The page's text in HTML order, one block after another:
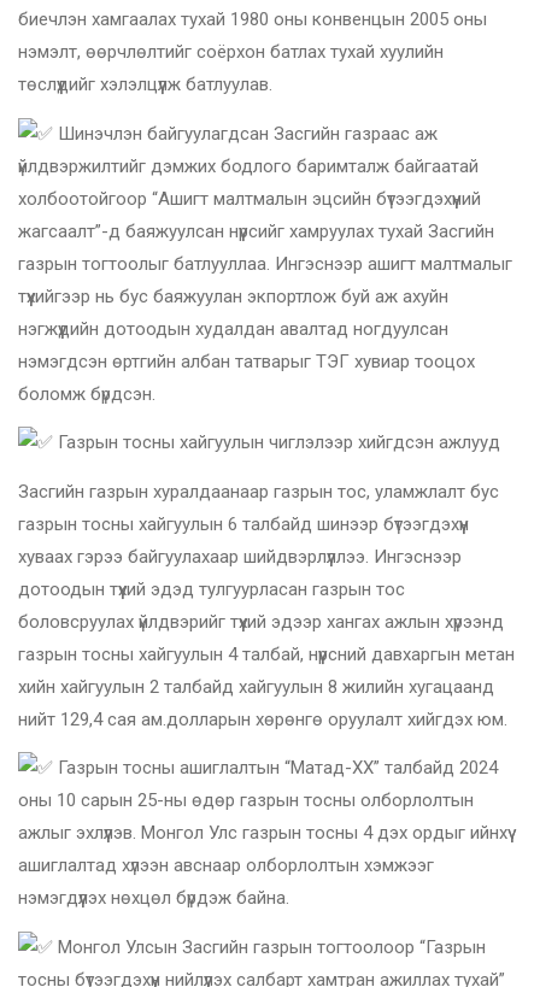
биечлэн хамгаалах тухай 1980 оны конвенцын 2005 оны
нэмэлт, өөрчлөлтийг соёрхон батлах тухай хуулийн
төслүүдийг хэлэлцүүлж батлуулав.
Шинэчлэн байгуулагдсан Засгийн газраас аж
үйлдвэржилтийг дэмжих бодлого баримталж байгаатай
холбоотойгоор “Ашигт малтмалын эцсийн бүтээгдэхүүний
жагсаалт”-д баяжуулсан нүүрсийг хамруулах тухай Засгийн
газрын тогтоолыг батлууллаа. Ингэснээр ашигт малтмалыг
түүхийгээр нь бус баяжуулан экпортлож буй аж ахуйн
нэгжүүдийн дотоодын худалдан авалтад ногдуулсан
нэмэгдсэн өртгийн албан татварыг ТЭГ хувиар тооцох
боломж бүрдсэн.
Газрын тосны хайгуулын чиглэлээр хийгдсэн ажлууд
Засгийн газрын хуралдаанаар газрын тос, уламжлалт бус
газрын тосны хайгуулын 6 талбайд шинээр бүтээгдэхүүн
хуваах гэрээ байгуулахаар шийдвэрлүүллээ. Ингэснээр
дотоодын түүхий эдэд тулгуурласан газрын тос
боловсруулах үйлдвэрийг түүхий эдээр хангах ажлын хүрээнд
газрын тосны хайгуулын 4 талбай, нүүрсний давхаргын метан
хийн хайгуулын 2 талбайд хайгуулын 8 жилийн хугацаанд
нийт 129,4 сая ам.долларын хөрөнгө оруулалт хийгдэх юм.
Газрын тосны ашиглалтын “Матад-ХХ” талбайд 2024
оны 10 сарын 25-ны өдөр газрын тосны олборлолтын
ажлыг эхлүүлэв. Монгол Улс газрын тосны 4 дэх ордыг ийнхүү
ашиглалтад хүлээн авснаар олборлолтын хэмжээг
нэмэгдүүлэх нөхцөл бүрдэж байна.
Монгол Улсын Засгийн газрын тогтоолоор “Газрын
тосны бүтээгдэхүүн нийлүүлэх салбарт хамтран ажиллах тухай”